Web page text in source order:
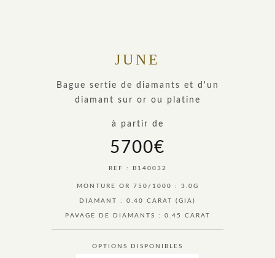
JUNE
Bague sertie de diamants et d'un
diamant sur or ou platine
à partir de
5700€
REF : B140032
MONTURE OR 750/1000 : 3.0G
DIAMANT : 0.40 CARAT (GIA)
PAVAGE DE DIAMANTS : 0.45 CARAT
OPTIONS DISPONIBLES